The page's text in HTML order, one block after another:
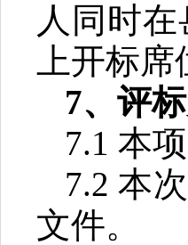
人同时
上开标席
7、评
7.1 本
7.2本
文件。